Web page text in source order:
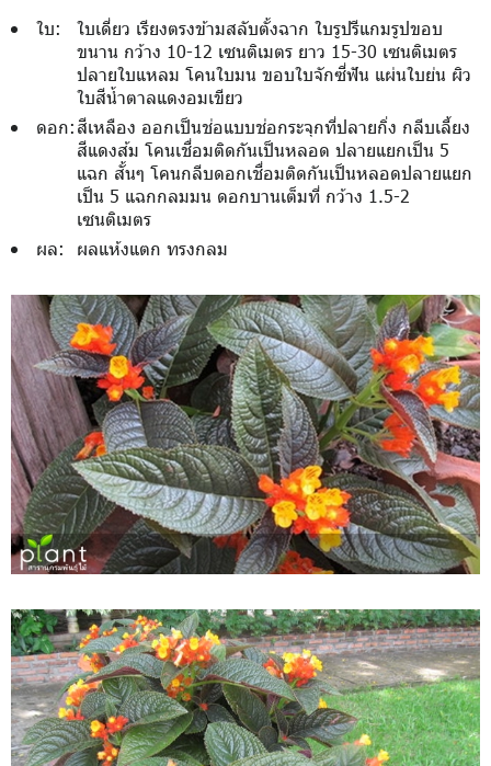
ใบ:
ใบเดี่ยว เรียงตรงข้ามสลับตั้งฉาก ใบรูปรีแกมรูปขอบ
ขนาน กว้าง 10-12 เซนติเมตร ยาว 15-30 เซนติเมตร
ปลายใบแหลม โคนใบมน ขอบใบจักซี่ฟัน แผ่นใบย่น ผิว
ใบสีน้ำตาลแดงอมเขียว
ดอก:สีเหลือง ออกเป็นช่อแบบช่อกระจุกที่ปลายกิ่ง กลีบเลี้ยง
สีแดงส้ม โคนเชื่อมติดกันเป็นหลอด ปลายแยกเป็น 5
แฉก สั้นๆ โคนกลีบดอกเชื่อมติดกันเป็นหลอดปลายแยก
เป็น 5 แฉกกลมมน ดอกบานเต็มที่ กว้าง 1.5-2
เซนติเมตร
ผล:
ผลแห้งแตก ทรงกลม